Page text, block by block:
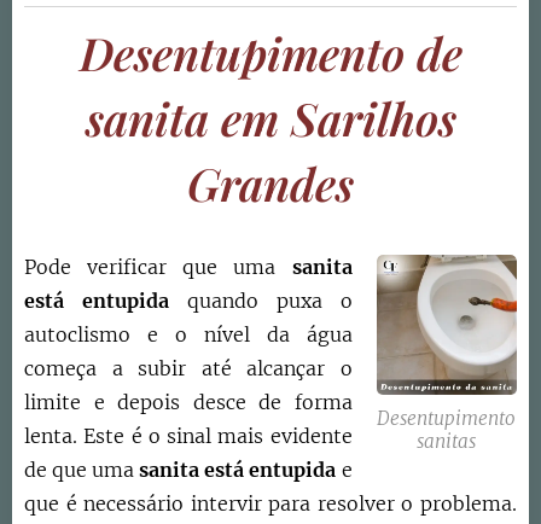
Desentupimento de
sanita emSarilhos
Grandes
Desentupimento
sanitas
Pode verificar que uma sanita
está entupida quando puxa o
autoclismo e o nível da água
começa a subir até alcançar o
limite e depois desce de forma
lenta. Este é o sinal mais evidente
de que umasanita está entupida e
que é necessário intervir para resolver o problema.